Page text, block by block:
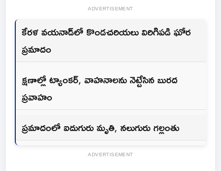
ADVERTISEMENT
కేరళ వయనాడ్‌లో కొండచరియలు విరిగిపడి ఘోర
ప్రమాదం
క్షణాల్లో ట్యాంకర్, వాహనాలను నెట్టేసిన బురద
ప్రవాహం
ప్రమాదంలో ఐదుగురు మృతి, నలుగురు గల్లంతు
ADVERTISEMENT